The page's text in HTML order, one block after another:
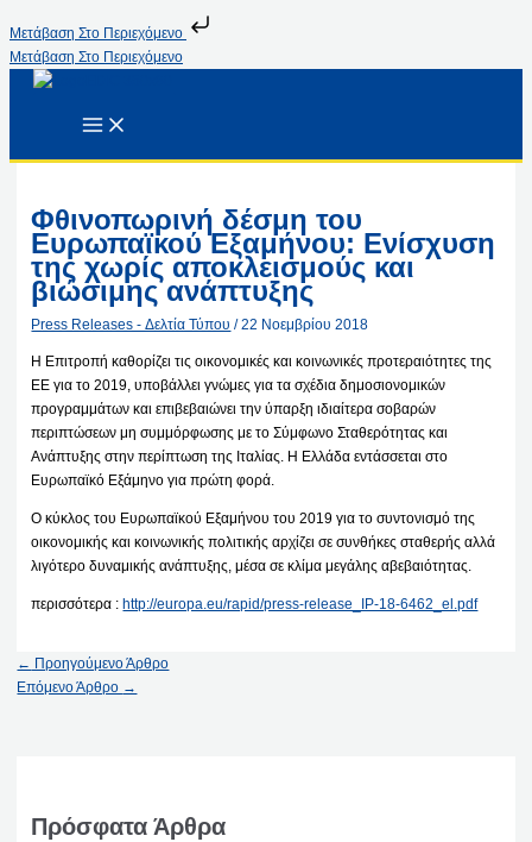
Μετάβαση Στο Περιεχόμενο
Μετάβαση Στο Περιεχόμενο
Φθινοπωρινή δέσμη του
Ευρωπαϊκού Εξαμήνου: Ενίσχυση
της χωρίς αποκλεισμούς και
βιώσιμης ανάπτυξης
Press Releases - Δελτία Τύπου /22 Νοεμβρίου 2018
Η Επιτροπή καθορίζει τις οικονομικές και κοινωνικές προτεραιότητες της
ΕΕ για το 2019, υποβάλλει γνώμες για τα σχέδια δημοσιονομικών
προγραμμάτων και επιβεβαιώνει την ύπαρξη ιδιαίτερα σοβαρών
περιπτώσεων μη συμμόρφωσης με το Σύμφωνο Σταθερότητας και
Ανάπτυξης στην περίπτωση της Ιταλίας. Η Ελλάδα εντάσσεται στο
Ευρωπαϊκό Εξάμηνο για πρώτη φορά.
Ο κύκλος του Ευρωπαϊκού Εξαμήνου του 2019 για το συντονισμό της
οικονομικής και κοινωνικής πολιτικής αρχίζει σε συνθήκες σταθερής αλλά
λιγότερο δυναμικής ανάπτυξης, μέσα σε κλίμα μεγάλης αβεβαιότητας.
περισσότερα : http://europa.eu/rapid/press-release_IP-18-6462_el.pdf
← Προηγούμενο Άρθρο
Επόμενο Άρθρο →
Πρόσφατα Άρθρα